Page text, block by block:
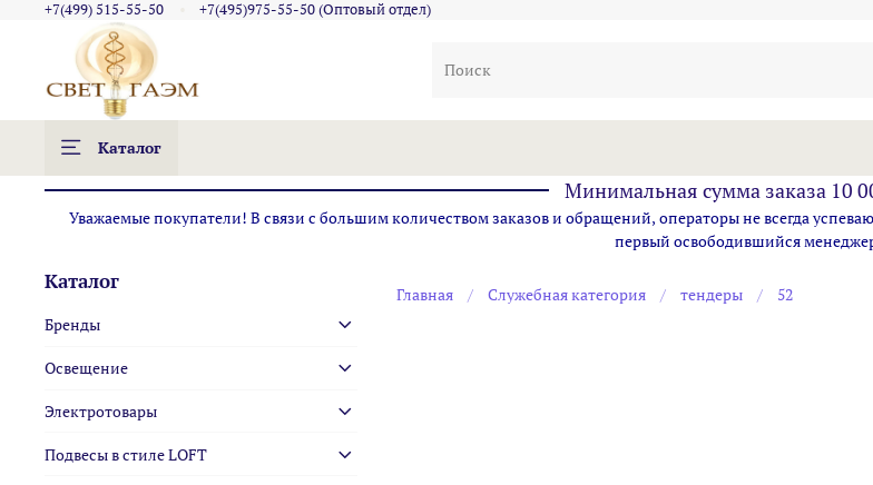
+7(499) 515-55-50 +7(495)975-55-50 (Оптовый отдел)
Каталог
Минимальная сумма заказа 10
Уважаемые покупатели! В связи с большим количеством заказов и обращений, операторы не всегда
первый освободившийся
Главная Служебная категория тендеры 52
Каталог
Бренды
Освещение
Электротовары
Подвесы в стиле LOFT